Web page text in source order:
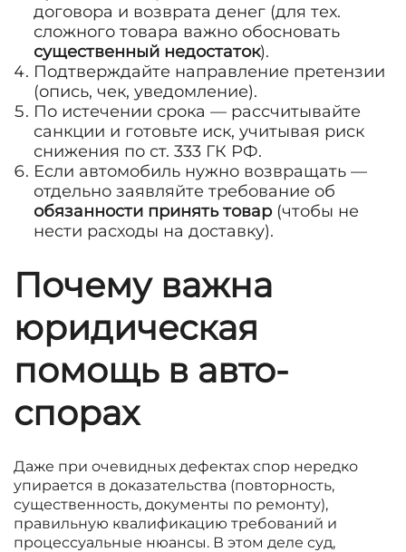
договора и возврата денег (для тех.
сложного товара важно обосновать
существенный недостаток).
Подтверждайте направление претензии
(опись, чек, уведомление).
По истечении срока — рассчитывайте
санкции и готовьте иск, учитывая риск
снижения по ст. 333 ГК РФ.
Если автомобиль нужно возвращать —
отдельно заявляйте требование об
обязанности принять товар(чтобы не
нести расходы на доставку).
Почему важна
юридическая
помощь в авто-
спорах
Даже при очевидных дефектах спор нередко
упирается в доказательства (повторность,
существенность, документы по ремонту),
правильную квалификацию требований и
процессуальные нюансы. В этом деле суд,